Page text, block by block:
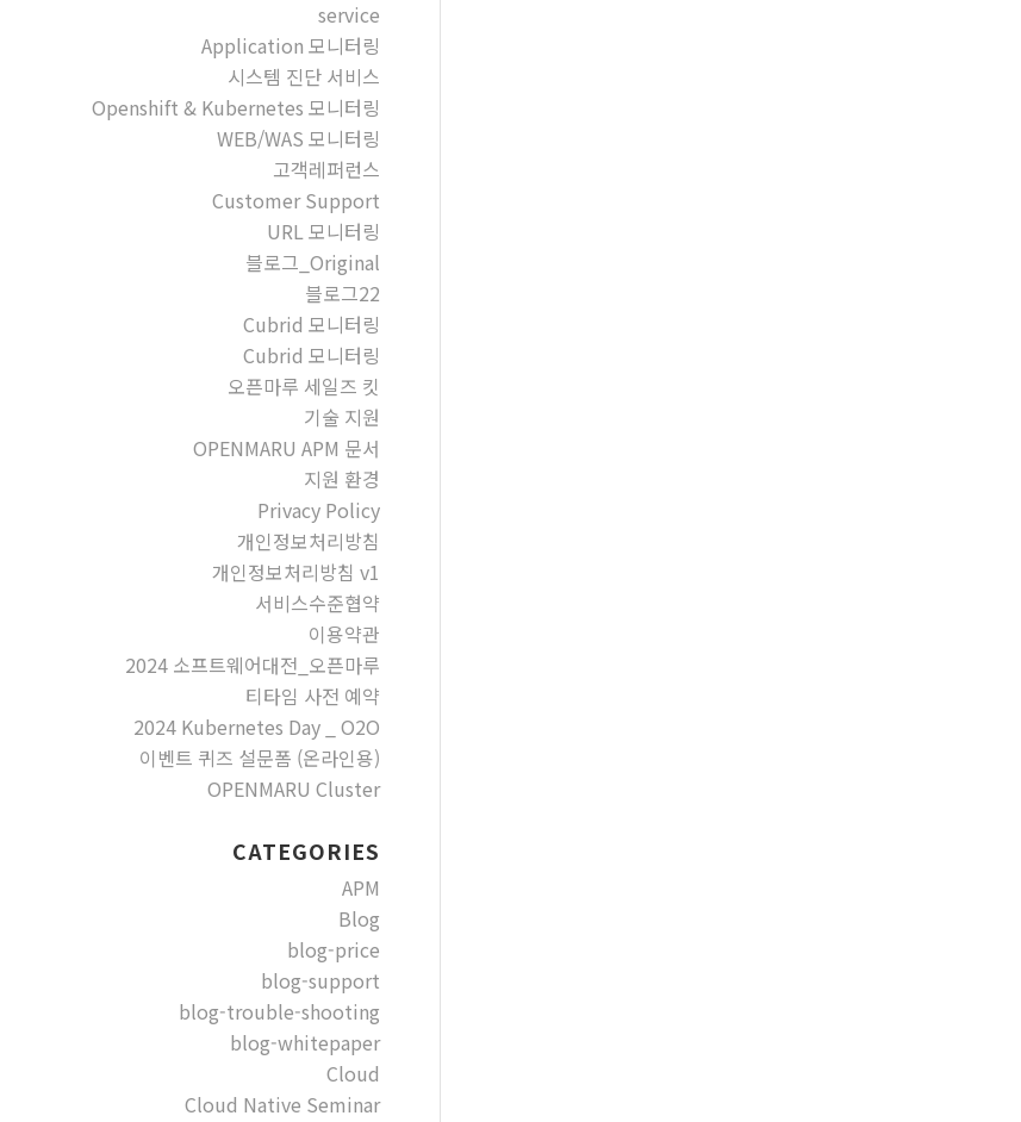
service
Application 모니터링
시스템 진단 서비스
Openshift & Kubernetes 모니터링
WEB/WAS 모니터링
고객레퍼런스
Customer Support
URL 모니터링
블로그_Original
블로그22
Cubrid 모니터링
Cubrid 모니터링
오픈마루 세일즈 킷
기술 지원
OPENMARU APM 문서
지원 환경
Privacy Policy
개인정보처리방침
개인정보처리방침 v1
서비스수준협약
이용약관
2024 소프트웨어대전_오픈마루
티타임 사전 예약
2024 Kubernetes Day _ O2O
이벤트 퀴즈 설문폼 (온라인용)
OPENMARU Cluster
CATEGORIES
APM
Blog
blog-price
blog-support
blog-trouble-shooting
blog-whitepaper
Cloud
Cloud Native Seminar